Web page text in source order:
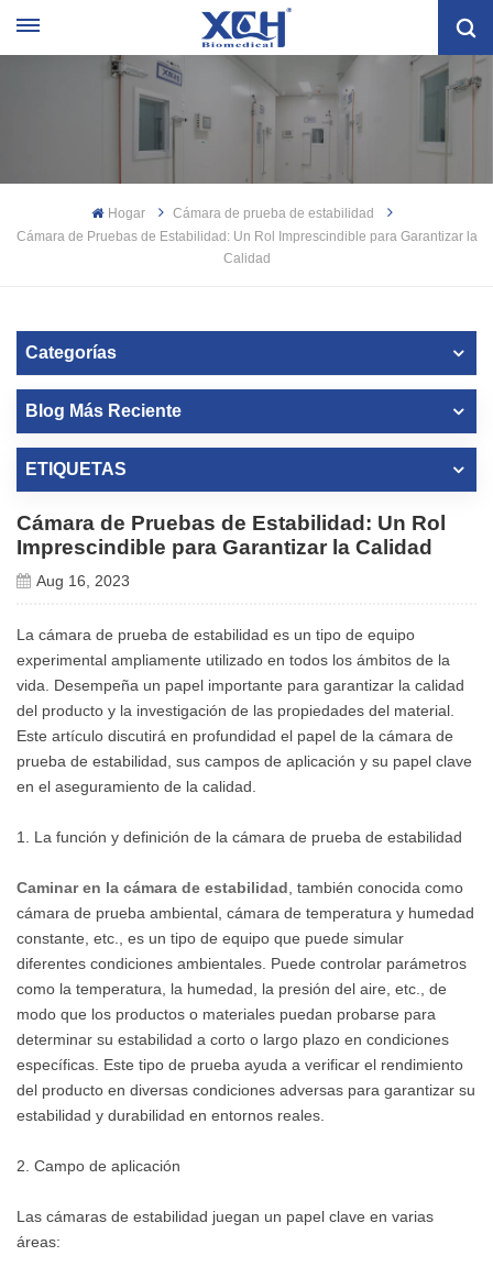
Hogar
Cámara de prueba de estabilidad
Cámara de Pruebas de Estabilidad: Un Rol Imprescindible para Garantizar la
Calidad
Categorías
Blog Más Reciente
ETIQUETAS
Cámara de Pruebas de Estabilidad: Un Rol
Imprescindible para Garantizar la Calidad
Aug 16, 2023
La cámara de prueba de estabilidad es un tipo de equipo
experimental ampliamente utilizado en todos los ámbitos de la
vida. Desempeña un papel importante para garantizar la calidad
del producto y la investigación de las propiedades del material.
Este artículo discutirá en profundidad el papel de la cámara de
prueba de estabilidad, sus campos de aplicación y su papel clave
en el aseguramiento de la calidad.
1. La función y definición de la cámara de prueba de estabilidad
Caminar en la cámara de estabilidad , también conocida como
cámara de prueba ambiental, cámara de temperatura y humedad
constante, etc., es un tipo de equipo que puede simular
diferentes condiciones ambientales. Puede controlar parámetros
como la temperatura, la humedad, la presión del aire, etc., de
modo que los productos o materiales puedan probarse para
determinar su estabilidad a corto o largo plazo en condiciones
específicas. Este tipo de prueba ayuda a verificar el rendimiento
del producto en diversas condiciones adversas para garantizar su
estabilidad y durabilidad en entornos reales.
2. Campo de aplicación
Las cámaras de estabilidad juegan un papel clave en varias
áreas: